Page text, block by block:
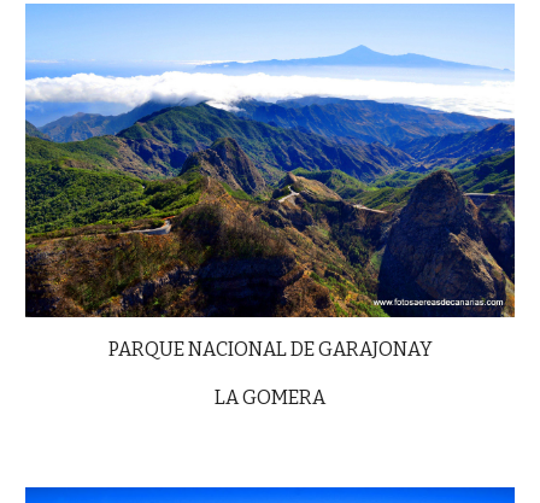
PARQUE NACIONAL DE GARAJONAY
LA GOMERA